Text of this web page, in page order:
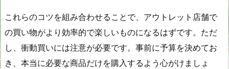
これらのコツを組み合わせることで、アウトレット店舗で
の買い物がより効率的で楽しいものになるはずです。ただ
し、衝動買いには注意が必要です。事前に予算を決めてお
き、本当に必要な商品だけを購入するよう心がけましょ